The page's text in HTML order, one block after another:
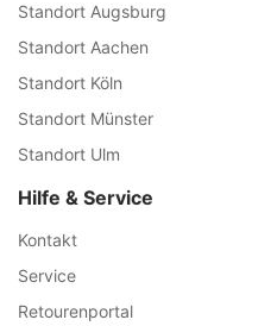
Standort Augsburg
Standort Aachen
Standort Köln
Standort Münster
Standort Ulm
Hilfe & Service
Kontakt
Service
Retourenportal